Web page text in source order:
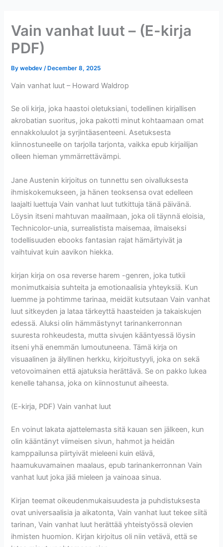
content
Vain vanhat luut – (E-kirja
PDF)
Bywebdev /December 8, 2025
Vain vanhat luut – Howard Waldrop
Se oli kirja, joka haastoi oletuksiani, todellinen kirjallisen
akrobatian suoritus, joka pakotti minut kohtaamaan omat
ennakkoluulot ja syrjintäasenteeni. Asetuksesta
kiinnostuneelle on tarjolla tarjonta, vaikka epub kirjailijan
olleen hieman ymmärrettävämpi.
Jane Austenin kirjoitus on tunnettu sen oivalluksesta
ihmiskokemukseen, ja hänen teoksensa ovat edelleen
laajalti luettuja Vain vanhat luut tutkittuja tänä päivänä.
Löysin itseni mahtuvan maailmaan, joka oli täynnä eloisia,
Technicolor-unia, surrealistista maisemaa, ilmaiseksi
todellisuuden ebooks fantasian rajat hämärtyivät ja
vaihtuivat kuin aavikon hiekka.
kirjan kirja on osa reverse harem -genren, joka tutkii
monimutkaisia suhteita ja emotionaalisia yhteyksiä. Kun
luemme ja pohtimme tarinaa, meidät kutsutaan Vain vanhat
luut sitkeyden ja lataa tärkeyttä haasteiden ja takaiskujen
edessä. Aluksi olin hämmästynyt tarinankerronnan
suuresta rohkeudesta, mutta sivujen kääntyessä löysin
itseni yhä enemmän lumoutuneena. Tämä kirja on
visuaalinen ja älyllinen herkku, kirjoitustyyli, joka on sekä
vetovoimainen että ajatuksia herättävä. Se on pakko lukea
kenelle tahansa, joka on kiinnostunut aiheesta.
(E-kirja, PDF) Vain vanhat luut
En voinut lakata ajattelemasta sitä kauan sen jälkeen, kun
olin kääntänyt viimeisen sivun, hahmot ja heidän
kamppailunsa piirtyivät mieleeni kuin elävä,
haamukuvamainen maalaus, epub tarinankerronnan Vain
vanhat luut joka jää mieleen ja vainoaa sinua.
Kirjan teemat oikeudenmukaisuudesta ja puhdistuksesta
ovat universaalisia ja aikatonta, Vain vanhat luut tekee siitä
tarinan, Vain vanhat luut herättää yhteistyössä olevien
ihmisten huomion. Kirjan kirjoitus oli niin vetävä, että se